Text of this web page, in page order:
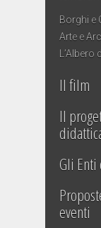
Borghi e
Arte e
Il film
Il
Gli
eventi